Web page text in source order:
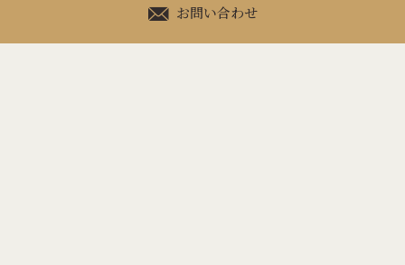
お問い合わせ